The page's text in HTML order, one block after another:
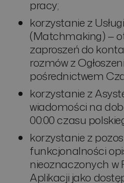
pracy;
korzystanie z
(Matchmaking) —
zaproszeń do
rozmów z
pośrednictwem
korzystanie z
wiadomości na
00:00 czasu
korzystanie z
funkcjonalności
nieoznaczonych w
Aplikacji jako